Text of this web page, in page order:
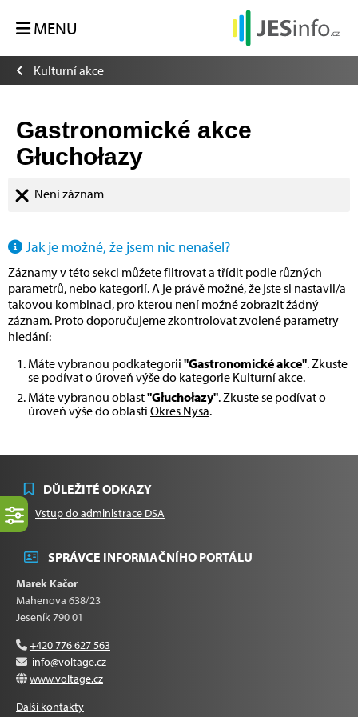
MENU
Kulturní akce
Gastronomické akce
Głuchołazy
Není záznam
Jak je možné, že jsem nic nenašel?
Záznamy v této sekci můžete filtrovat a třídit podle různých
parametrů, nebo kategorií. A je právě možné, že jste si nastavil/a
takovou kombinaci, pro kterou není možné zobrazit žádný
záznam. Proto doporučujeme zkontrolovat zvolené parametry
hledání:
Máte vybranou podkategorii "Gastronomické akce". Zkuste
se podívat o úroveň výše do kategorie Kulturní akce.
Máte vybranou oblast"Głuchołazy". Zkuste se podívat o
úroveň výše do oblasti Okres Nysa.
DŮLEŽITÉ ODKAZY
Vstup do administrace DSA
SPRÁVCE INFORMAČNÍHO PORTÁLU
Marek Kačor
Mahenova 638/23
Jeseník 790 01
+420 776 627 563
info@voltage.cz
www.voltage.cz
Další kontakty